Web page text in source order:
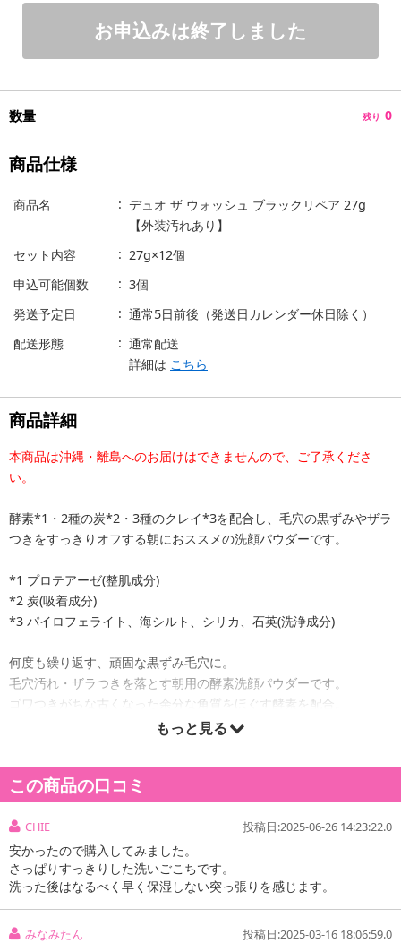
お申込みは終了しました
数量 残り 0
商品仕様
商品名
デュオ ザ ウォッシュ ブラックリペア 27g
【外装汚れあり】
セット内容
27g×12個
申込可能個数
3個
発送予定日
通常5日前後（発送日カレンダー休日除く）
配送形態
通常配送
詳細は こちら
商品詳細
本商品は沖縄・離島へのお届けはできませんので、ご了承くださ
い。
酵素*1・2種の炭*2・3種のクレイ*3を配合し、毛穴の黒ずみやザラ
つきをすっきりオフする朝におススメの洗顔パウダーです。
*1 プロテアーゼ(整肌成分)
*2 炭(吸着成分)
*3 パイロフェライト、海シルト、シリカ、石英(洗浄成分)
何度も繰り返す、頑固な黒ずみ毛穴に。
毛穴汚れ・ザラつきを落とす朝用の酵素洗顔パウダーです。
ゴワつきがちな古くなった余分な角質をほぐす酵素を配合。
さらに大小2種の炭と3種のクレイが古い角質や余分な皮脂をしっか
毛穴の奥までスッキリ洗い上げて、つるんとなめらかな肌に整えま
す。
原産国(最終加工地):日本
原材料:ココイルグリシンK、タルク、ミリストイルグルタミン酸Na、ココイルイセチオン酸N
a、ラウロイルグルタミン酸Na、パイロフェライト、ステアロイルグルタミン酸Na、デキスト
リン、プルラン、石英、シリカ、ヒドロキシプロピルデンプンリン酸、パーム脂肪酸グルタミ
ン酸Na、炭、ミリスチン酸Na、カンテン、ミリスチン酸K、グリシン亜鉛、プロテアーゼ、海
もっと見る
この商品の口コミ
CHIE 投稿日:2025-06-26 14:23:22.0
安かったので購入してみました。
さっぱりすっきりした洗いごこちです。
洗った後はなるべく早く保湿しない突っ張りを感じます。
みなみたん 投稿日:2025-03-16 18:06:59.0